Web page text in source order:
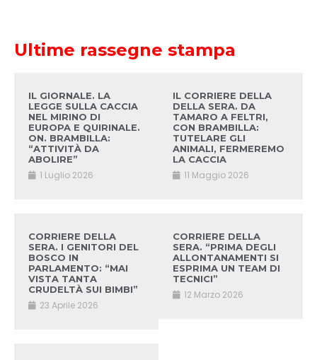
Ultime rassegne stampa
IL GIORNALE. LA
LEGGE SULLA CACCIA
NEL MIRINO DI
EUROPA E QUIRINALE.
ON. BRAMBILLA:
“ATTIVITÀ DA
ABOLIRE”
1 Luglio 2026
IL CORRIERE DELLA
DELLA SERA. DA
TAMARO A FELTRI,
CON BRAMBILLA:
TUTELARE GLI
ANIMALI, FERMEREMO
LA CACCIA
11 Maggio 2026
CORRIERE DELLA
SERA. I GENITORI DEL
BOSCO IN
PARLAMENTO: “MAI
VISTA TANTA
CRUDELTÀ SUI BIMBI”
23 Aprile 2026
CORRIERE DELLA
SERA. “PRIMA DEGLI
ALLONTANAMENTI SI
ESPRIMA UN TEAM DI
TECNICI”
12 Marzo 2026